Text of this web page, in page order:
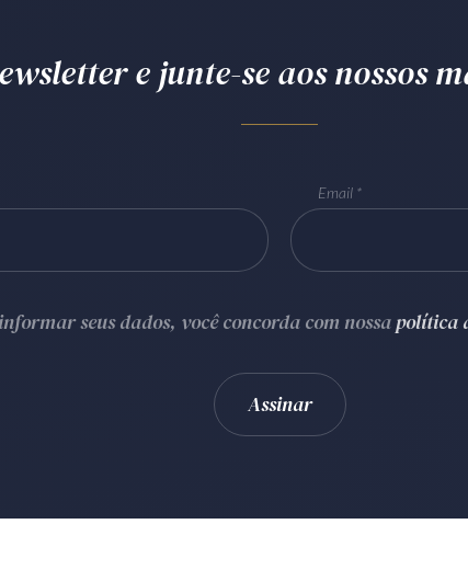
e junte-se aos nossos
Email
seus dados, você concorda com nossapolítica